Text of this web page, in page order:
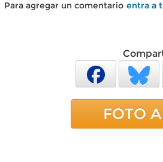
Para agregar un comentario entra a
FOTO